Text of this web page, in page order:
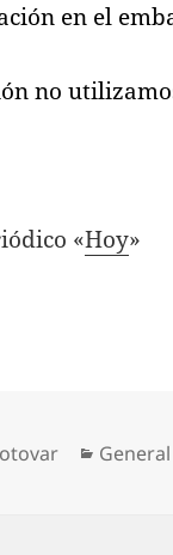
en el
no
«Hoy»
General